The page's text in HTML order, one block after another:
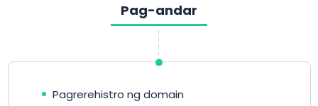
Pag-andar
Pagrerehistro ng domain